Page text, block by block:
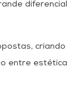
diferencial
criando
entre estética